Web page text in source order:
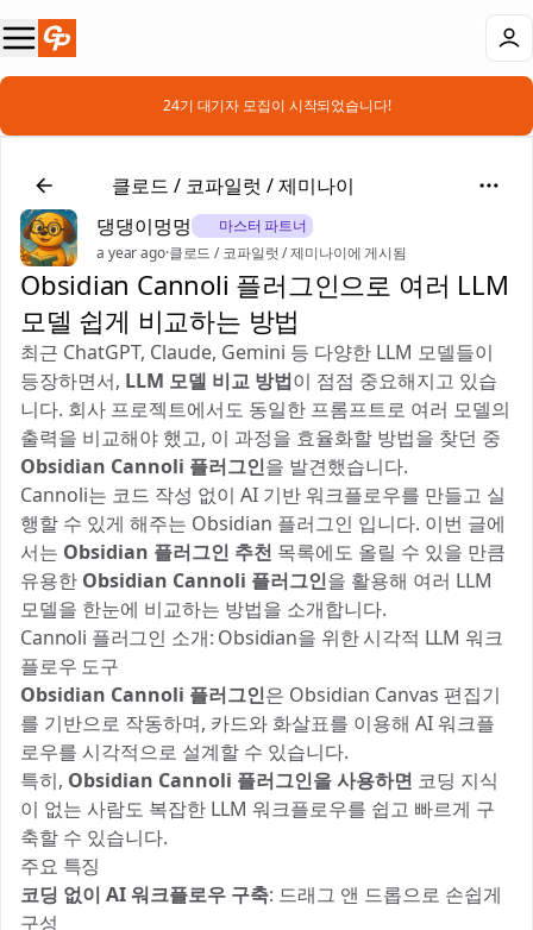
📣 24기 대기자 모집이 시작되었습니다!
🤖클로드 / 코파일럿 / 제미나이
댕댕이멍멍
🎖️ 마스터 파트너
a year ago·클로드 / 코파일럿 / 제미나이에 게시됨
Obsidian Cannoli 플러그인으로 여러 LLM
모델 쉽게 비교하는 방법
최근 ChatGPT, Claude, Gemini 등 다양한 LLM 모델들이
등장하면서, LLM 모델 비교 방법이 점점 중요해지고 있습
니다. 회사 프로젝트에서도 동일한 프롬프트로 여러 모델의
출력을 비교해야 했고, 이 과정을 효율화할 방법을 찾던 중
Obsidian Cannoli 플러그인을 발견했습니다.
Cannoli는 코드 작성 없이 AI 기반 워크플로우를 만들고 실
행할 수 있게 해주는 Obsidian 플러그인 입니다. 이번 글에
서는 Obsidian 플러그인 추천 목록에도 올릴 수 있을 만큼
유용한 Obsidian Cannoli 플러그인을 활용해 여러 LLM
모델을 한눈에 비교하는 방법을 소개합니다.
Cannoli 플러그인 소개: Obsidian을 위한 시각적 LLM 워크
플로우 도구
Obsidian Cannoli 플러그인은 Obsidian Canvas 편집기
를 기반으로 작동하며, 카드와 화살표를 이용해 AI 워크플
로우를 시각적으로 설계할 수 있습니다.
특히, Obsidian Cannoli 플러그인을 사용하면 코딩 지식
이 없는 사람도 복잡한 LLM 워크플로우를 쉽고 빠르게 구
축할 수 있습니다.
주요 특징
코딩 없이 AI 워크플로우 구축: 드래그 앤 드롭으로 손쉽게
구성